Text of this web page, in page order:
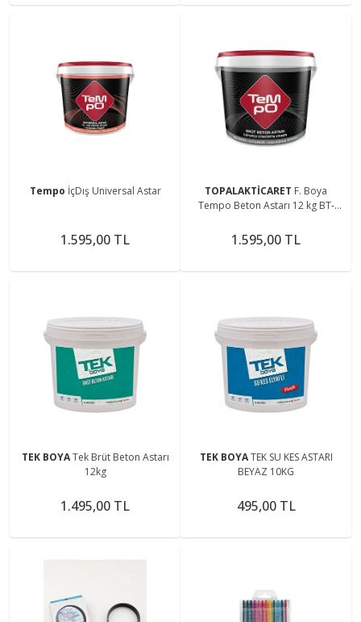
Tempo İçDış Universal Astar
1.595,00 TL
TOPALAKTİCARET F. Boya
Tempo Beton Astarı 12 kg BT-
1.595,00 TL
TEK BOYATek Brüt Beton Astarı
12kg
1.495,00 TL
TEK BOYATEK SU KES ASTARI
BEYAZ 10KG
495,00 TL